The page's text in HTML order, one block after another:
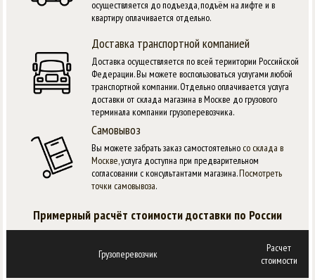
осуществляется до подъезда, подъём на лифте и в
квартиру оплачивается отдельно.
Доставка транспортной компанией
Доставка осуществляется по всей териитории Российской
Федерации. Вы можете воспользоваться услугами любой
транспортной компании. Отдельно оплачивается услуга
доставки от склада магазина в Москве до грузового
терминала компании грузоперевозчика.
Самовывоз
Вы можете забрать заказ самостоятельно со склада в
Москве, услуга доступна при предварительном
согласовании с консультантами магазина.Посмотреть
точки самовывоза.
Примерный расчёт стоимости доставки по России
Грузоперевозчик
Расчет
стоимости